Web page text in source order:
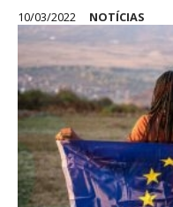
10/03/2022 NOTÍCIAS